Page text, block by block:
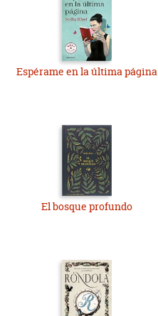
Espérame en la última página
El bosque profundo